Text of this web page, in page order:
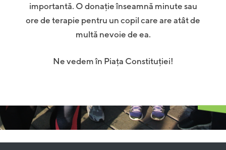
importantă. O donație înseamnă minute sau
ore de terapie pentru un copil care are atât de
multă nevoie de ea.
Ne vedem în Piața Constituției!